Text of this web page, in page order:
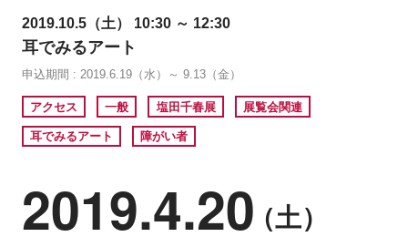
2019.10.5（土） 10:30 ～ 12:30
耳でみるアート
申込期間 : 2019.6.19（水）～ 9.13（金）
アクセス 一般 塩田千春展 展覧会関連
耳でみるアート 障がい者
2019.4.20（土）